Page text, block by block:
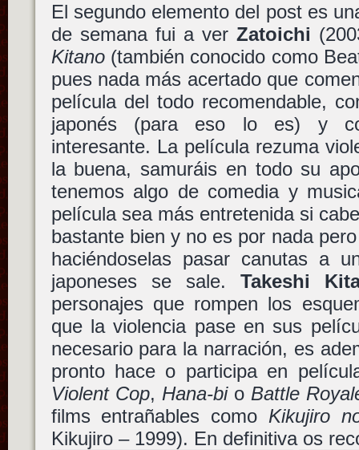
El segundo elemento del post es
de semana fui a ver Zatoichi
Kitano(también conocido como
pues nada más acertado que
película del todo recomendable,
japonés (para eso lo es) y
interesante. La película rezuma
la buena, samuráis en todo su
tenemos algo de comedia y
película sea más entretenida si
bastante bien y no es por nada
haciéndoselas pasar canutas a
japoneses se sale. Takeshi
personajes que rompen los
que la violencia pase en sus
necesario para la narración, es
pronto hace o participa en
Violent Cop, Hana-bio Battle
films entrañables como Kikujiro
Kikujiro – 1999). En definitiva os